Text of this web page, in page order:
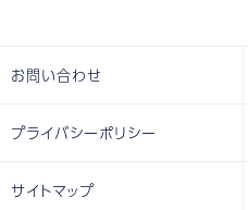
お問い合わせ
プライバシーポリシー
サイトマップ